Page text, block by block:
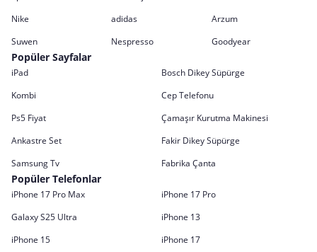
Nike
adidas
Arzum
Suwen
Nespresso Goodyear
Popüler Sayfalar
iPad
Bosch Dikey Süpürge
Kombi
Cep Telefonu
Ps5 Fiyat
Çamaşır Kurutma Makinesi
Ankastre Set
Fakir Dikey Süpürge
Samsung Tv
Fabrika Çanta
Popüler Telefonlar
iPhone 17 Pro Max
iPhone 17 Pro
Galaxy S25 Ultra
iPhone 13
iPhone 15
iPhone 17